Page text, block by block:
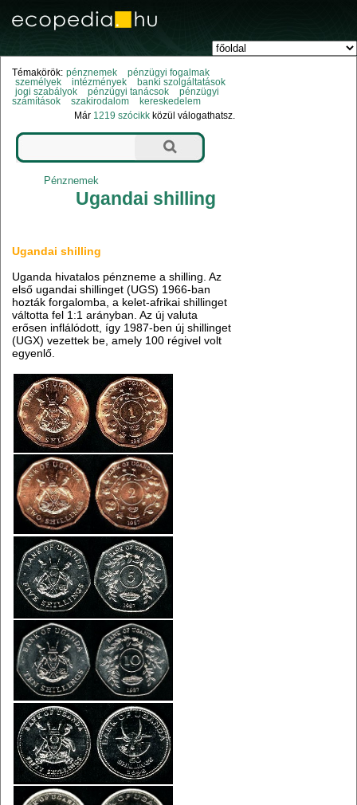
Témakörök: pénznemek
pénzügyi fogalmak
személyek
intézmények
banki szolgáltatások
jogi szabályok
pénzügyi tanácsok
pénzügyi
számítások
szakirodalom
kereskedelem
Már 1219 szócikk közül válogathatsz.
Pénznemek
Ugandai shilling
Ugandai shilling
Uganda hivatalos pénzneme a shilling. Az
első ugandai shillinget (UGS) 1966-ban
hozták forgalomba, a kelet-afrikai shillinget
váltotta fel 1:1 arányban. Az új valuta
erősen inflálódott, így 1987-ben új shillinget
(UGX) vezettek be, amely 100 régivel volt
egyenlő.